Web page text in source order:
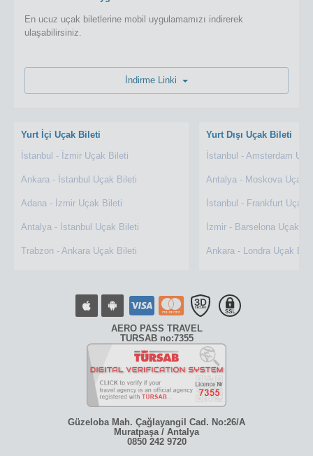
En ucuz uçak biletlerine mobil uygulamamızı indirerek
ulaşabilirsiniz.
Yurt İçi Uçak Bileti
İstanbul - İzmir Uçak Bileti
Ankara - İstanbul Uçak Bileti
Adana - İzmir Uçak Bileti
Antalya - İstanbul Uçak Bileti
Trabzon - Ankara Uçak Bileti
Yurt Dışı Uçak Bileti
İstanbul - Amsterdam
Antalya - Moskova Uçak
İstanbul - Frankfurt Uçak
İzmir - Barselona Uçak
Ankara - Londra Uçak
AERO PASS TRAVEL
TURSAB no:7355
Güzeloba Mah. Çağlayangil Cad. No:26/A
Muratpaşa / Antalya
0850 242 9720